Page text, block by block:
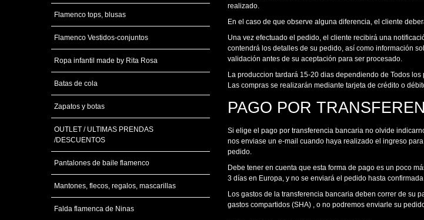
Flamenco tops, blusas
Flamenco Vestidos-conjuntos
Ropa infantil made by Rita Rosa
Batas de cola
Zapatos y botas
OUTLET / ULTIMAS PRENDAS
/DESCUENTOS
Pantalones de baile flamenco
Mantones, flecos, regalos, mascarillas
Falda flamenca de Ninas
realizado.
En el caso de que observe alguna diferencia, el cliente
Una vez efectuado el pedido, el cliente recibirá una
contendrá los detalles de su pedido, así como información
validación antes de su aceptación para ser procesado.
La produccion tardará 15-20 dias dependiendo de Todos
Las compras se realizarán mediante tarjeta de crédito o
PAGO POR
Si elige el pago por transferencia bancaria no olvide
nos enviase un e-mail cuando haya realizado el ingreso
pedido.
Debe tener en cuenta que esta forma de pago es un poco
3 días en Europa, y no se enviará el pedido hasta
Los gastos de la transferencia bancaria deben correr de su
gastos compartidos (SHA) , o no podremos enviarle su